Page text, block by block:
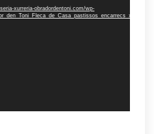
xurreria-obradordentoni.com/wp-